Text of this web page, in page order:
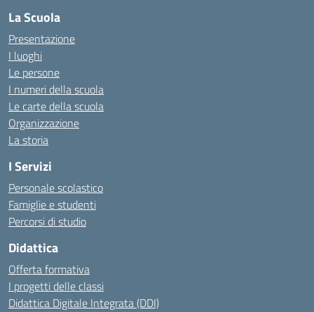
La Scuola
Presentazione
I luoghi
Le persone
I numeri della scuola
Le carte della scuola
Organizzazione
La storia
I Servizi
Personale scolastico
Famiglie e studenti
Percorsi di studio
Didattica
Offerta formativa
I progetti delle classi
Didattica Digitale Integrata (DDI)